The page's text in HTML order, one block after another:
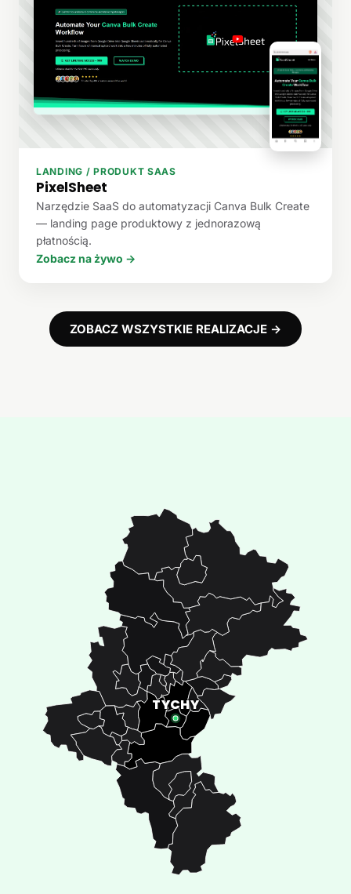
LANDING / PRODUKT SAAS
PixelSheet
Narzędzie SaaS do automatyzacji Canva Bulk Create
— landing page produktowy z jednorazową
płatnością.
Zobacz na żywo →
ZOBACZ WSZYSTKIE REALIZACJE →